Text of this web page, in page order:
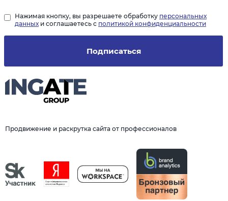
Продвижение и раскрутка сайта от профессионалов
Подписаться
Нажимая кнопку, вы разрешаете обработку персональных
данных и соглашаетесь с политикой конфиденциальности